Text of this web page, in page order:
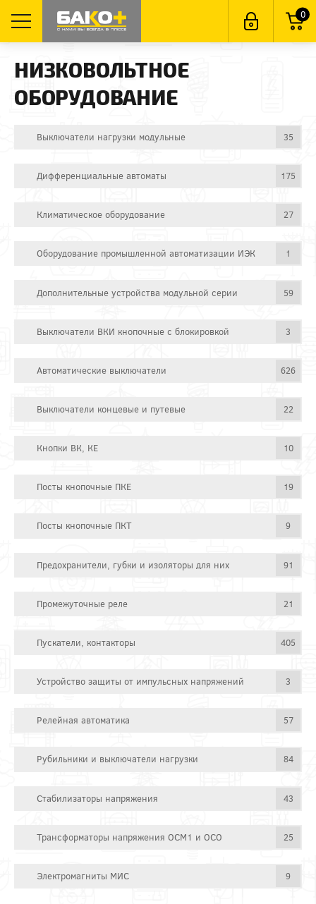
0
НИЗКОВОЛЬТНОЕ
ОБОРУДОВАНИЕ
Выключатели нагрузки модульные 35
Дифференциальные автоматы 175
Климатическое оборудование 27
Оборудование промышленной автоматизации ИЭК 1
Дополнительные устройства модульной серии 59
Выключатели ВКИ кнопочные с блокировкой 3
Автоматические выключатели 626
Выключатели концевые и путевые 22
Кнопки ВК, КЕ 10
Посты кнопочные ПКЕ 19
Посты кнопочные ПКТ 9
Предохранители, губки и изоляторы для них 91
Промежуточные реле 21
Пускатели, контакторы 405
Устройство защиты от импульсных напряжений 3
Релейная автоматика 57
Рубильники и выключатели нагрузки 84
Стабилизаторы напряжения 43
Трансформаторы напряжения ОСМ1 и ОСО 25
Электромагниты МИС 9